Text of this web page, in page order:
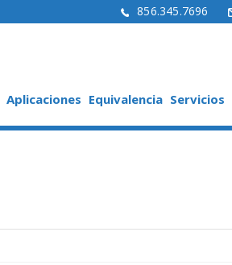
856.345.7696
Aplicaciones Equivalencia Servicios